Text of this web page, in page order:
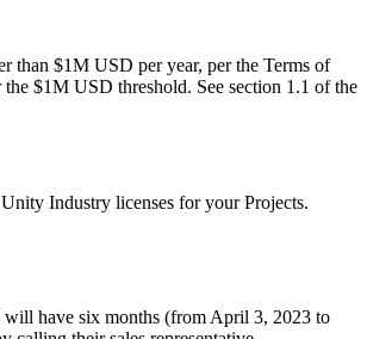
than $1M USD per year, per the Terms of
$1M USD threshold. See section 1.1 of the
Industry licenses for your Projects.
will have six months (from April 3, 2023 to